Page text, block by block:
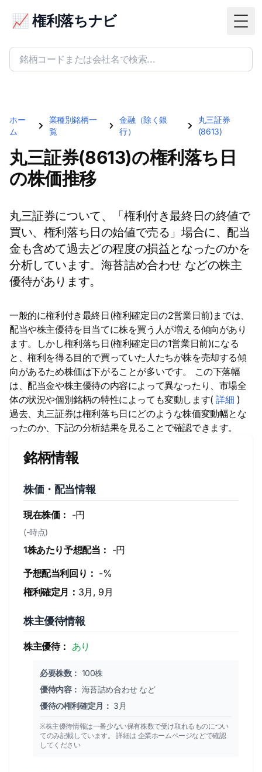
📈 権利落ちナビ
ホー
ム
業種別銘柄一
覧
金融（除く銀
行）
丸三証券
(8613)
丸三証券(8613)の権利落ち日
の株価推移
丸三証券について、「権利付き最終日の終値で
買い、権利落ち日の始値で売る」場合に、配当
金も含めて過去どの程度の損益となったのかを
分析しています。海苔詰め合わせ などの株主
優待があります。
一般的に権利付き最終日(権利確定日の2営業日前)までは、
配当や株主優待を目当てに株を買う人が増える傾向があり
ます。しかし権利落ち日(権利確定日の1営業日前)になる
と、権利を得る目的で買っていた人たちが株を売却する傾
向があるため株価は下がることが多いです。 この下落幅
は、配当金や株主優待の内容によって異なったり、市場全
体の状況や個別銘柄の特性によっても変動します(詳細 )
過去、丸三証券は権利落ち日にどのような株価変動幅とな
ったのか、下記の分析結果を見ることで確認できます。
銘柄情報
株価・配当情報
現在株価： -円
(-時点)
1株あたり予想配当： -円
予想配当利回り： -%
権利確定月： 3月, 9月
株主優待情報
株主優待： あり
必要株数： 100株
優待内容： 海苔詰め合わせ など
優待の権利確定月： 3月
※株主優待情報は一番少ない保有株数で受け取れるものについ
てのみ記載しています。 詳細は 企業ホームページなどで確認
してください